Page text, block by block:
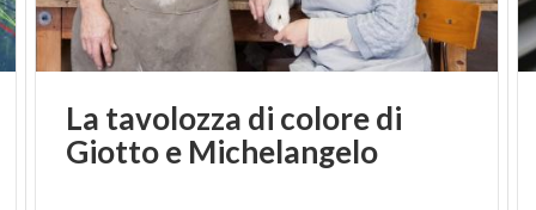
La tavolozza di coloredi
Giottoe Michelangelo